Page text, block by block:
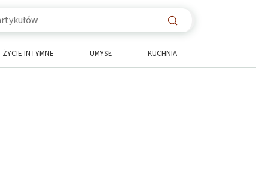
ŻYCIE INTYMNE UMYSŁ KUCHNIA